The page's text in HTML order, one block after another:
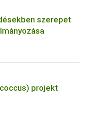
szerepet
projekt